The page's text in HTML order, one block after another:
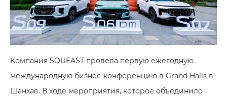
Компания SOUEAST провела первую ежегодную
международную бизнес-конференцию в Grand Halls в
Шанхае. В ходе мероприятия, которое объединило